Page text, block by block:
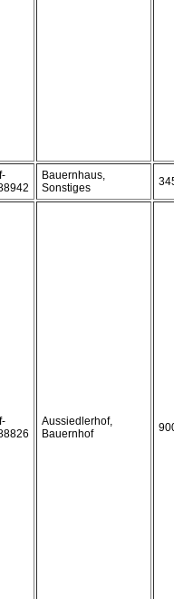
Bauernhaus,
Sonstiges
Aussiedlerhof,
Bauernhof